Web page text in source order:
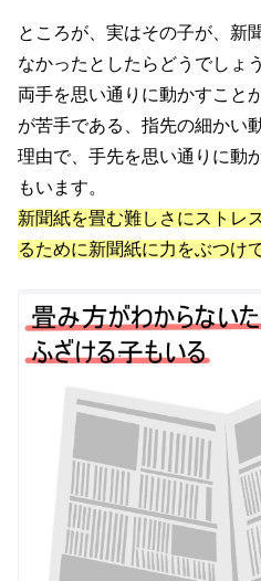
ところが、実はその子が、新
なかったとしたらどうでしょう
両手を思い通りに動かすこと
が苦手である、指先の細かい
理由で、手先を思い通りに動
もいます。
新聞紙を畳む難しさにストレ
るために新聞紙に力をぶつけ